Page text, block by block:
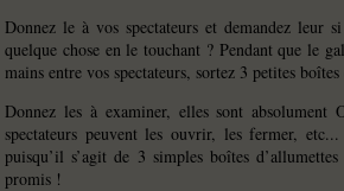
Donnez le à vos spectateurs et demandez leur
quelque chose en le touchant ? Pendant que le
mains entre vos spectateurs, sortez 3 petites
Donnez les à examiner, elles sont
spectateurs peuvent les ouvrir, les fermer,
puisqu’il s’agit de 3 simples boîtes
promis !